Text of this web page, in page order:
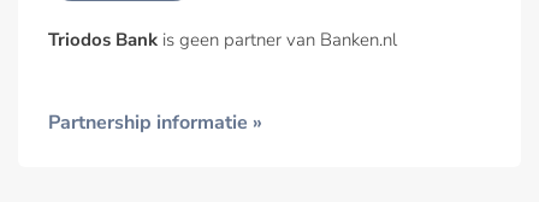
Triodos Bank is geen partner van Banken.nl
Partnership informatie »